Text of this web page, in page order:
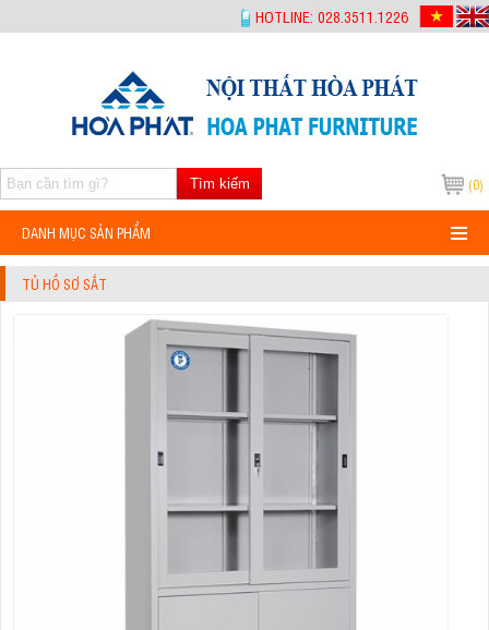
HOTLINE: 028.3511.1226
(0)
Tìm kiếm
DANH MỤC SẢN PHẨM
TỦ HỒ SƠ SẮT